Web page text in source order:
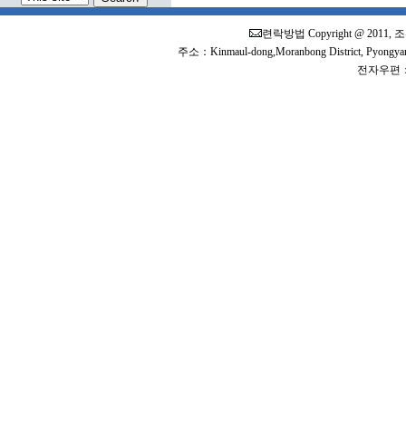
련락방법 Copyright @ 2011,
주소：Kinmaul-dong,Moranbong District,
전자우편